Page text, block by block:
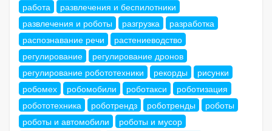
работа
развлечения и беспилотники
развлечения и роботы
разгрузка
разработка
распознавание речи
растениеводство
регулирование
регулирование дронов
регулирование робототехники
рекорды
рисунки
робомех
робомобили роботакси
роботизация
робототехника
роботрендз роботренды
роботы
роботы и автомобили
роботы и мусор